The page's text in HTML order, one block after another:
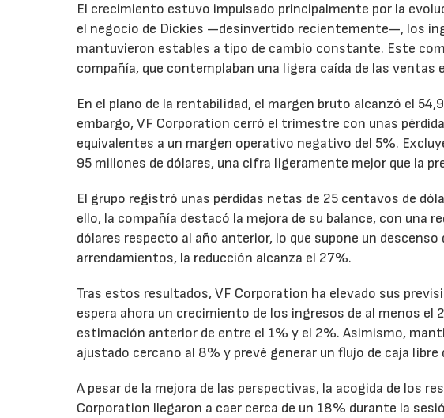
El crecimiento estuvo impulsado principalmente por la
el negocio de Dickies —desinvertido recientemente—, los
mantuvieron estables a tipo de cambio constante. Este
compañía, que contemplaban una ligera caída de las ventas
En el plano de la rentabilidad, el margen bruto alcanzó el
embargo, VF Corporation cerró el trimestre con unas
equivalentes a un margen operativo negativo del 5%.
95 millones de dólares, una cifra ligeramente mejor que la
El grupo registró unas pérdidas netas de 25 centavos de
ello, la compañía destacó la mejora de su balance, con una
dólares respecto al año anterior, lo que supone un
arrendamientos, la reducción alcanza el 27%.
Tras estos resultados, VF Corporation ha elevado sus
espera ahora un crecimiento de los ingresos de al menos
estimación anterior de entre el 1% y el 2%. Asimismo,
ajustado cercano al 8% y prevé generar un flujo de caja libre
A pesar de la mejora de las perspectivas, la acogida de los
Corporation llegaron a caer cerca de un 18% durante la